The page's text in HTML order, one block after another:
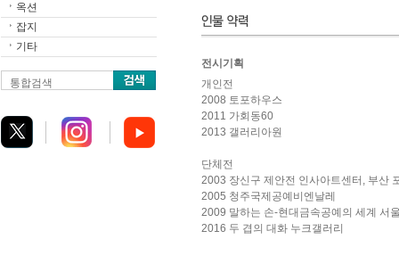
옥션
잡지
기타
통합검색
전시기획
개인전
2008 토포하우스
2011 가회동60
2013 갤러리아원
단체전
2003 장신구 제안전 인사아트센터, 부산
2005 청주국제공예비엔날레
2009 말하는 손-현대금속공예의 세계 서
2016 두 겹의 대화 누크갤러리